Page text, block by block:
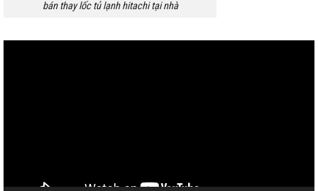
bán thay lốc tủ lạnh hitachi tại nhà